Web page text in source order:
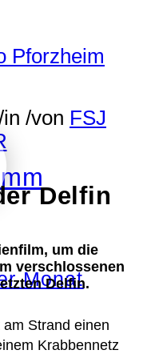
Monat
in /von FSJ
Delfin
um die
verschlossenen
Delfin.
Strand einen
Krabbennetz